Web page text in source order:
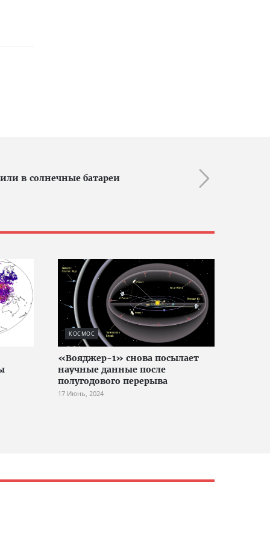
в солнечные батареи
КОСМОС
«Вояджер-1» снова посылает
научные данные после
полугодового перерыва
17 Июнь, 2024